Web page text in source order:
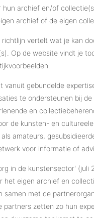
archief en/of
archief of de eigen
vertelt wat je kan
Op de website vindt je
vanuit gebundelde
te ondersteunen bij
en
de kunsten- en
amateurs,
voor informatie of
in de kunstensector' (juli
eigen archief en
met de
partners zetten zo hun